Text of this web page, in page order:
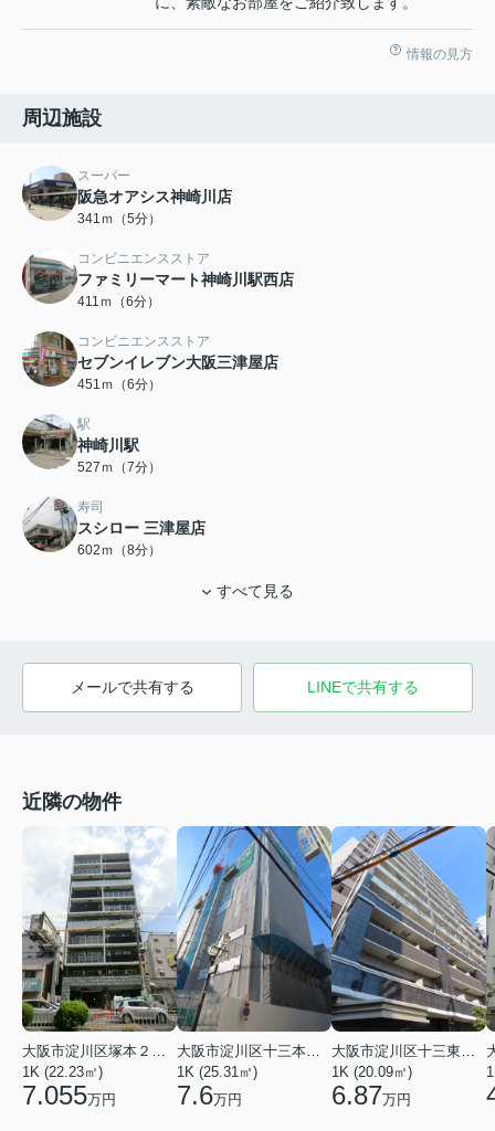
情報の見方
周辺施設
スーパー
阪急オアシス神崎川店
341ｍ（5分）
コンビニエンスストア
ファミリーマート神崎川駅西店
411ｍ（6分）
コンビニエンスストア
セブンイレブン大阪三津屋店
451ｍ（6分）
駅
神崎川駅
527ｍ（7分）
寿司
スシロー 三津屋店
602ｍ（8分）
すべて見る
メールで共有する LINEで共有する
近隣の物件
大阪市淀川区塚本２丁目
1K (22.23㎡)
7.055万円
大阪市淀川区十三本町１丁目
1K (25.31㎡)
7.6万円
大阪市淀川区十三東３丁目
1K (20.09㎡)
6.87万円